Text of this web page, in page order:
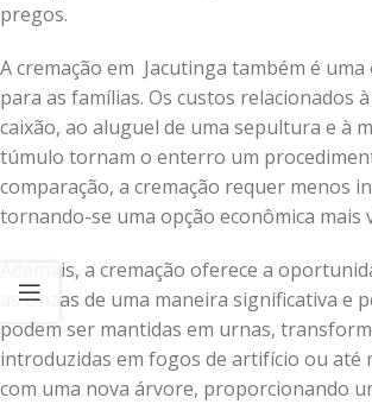
pregos.
A cremação em Jacutinga também é uma
para as famílias. Os custos relacionados
caixão, ao aluguel de uma sepultura e à
túmulo tornam o enterro um
comparação, a cremação requer menos
tornando-se uma opção econômica mais
Ademais, a cremação oferece a
as cinzas de uma maneira significativa e
podem ser mantidas em urnas,
introduzidas em fogos de artifício ou até
com uma nova árvore, proporcionando